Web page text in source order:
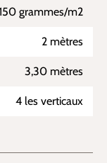
grammes/m2
2 mètres
3,30 mètres
4 les verticaux